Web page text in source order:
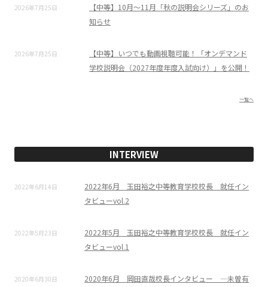
2026年7月25日
【中等】10月～11月「秋の説明会シリーズ」のお
知らせ
2026年7月25日
【中等】いつでも動画視聴可能！「オンデマンド
学校説明会（2027年度年度入試向け）」を公開！
一覧へ
INTERVIEW
2022年6月14日
2022年6月 玉田裕之中等教育学校校長 就任イン
タビューvol.2
2022年5月23日
2022年5月 玉田裕之中等教育学校校長 就任イン
タビューvol.1
2020年6月30日
2020年6月 岡田直哉校長インタビュー ―未曽有